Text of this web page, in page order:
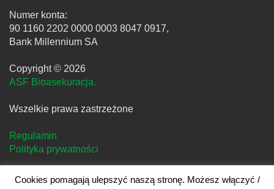
Numer konta:
90 1160 2202 0000 0003 8047 0917,
Bank Millennium SA
Copyright © 2026
ASF Bioasekuracja.
Wszelkie prawa zastrzeżone
Regulamin
Polityka prywatności
Cookies pomagają ulepszyć naszą stronę. Możesz włączyć /